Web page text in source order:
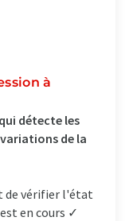
à
détecte les
de la
de vérifier l'état
en cours ✓